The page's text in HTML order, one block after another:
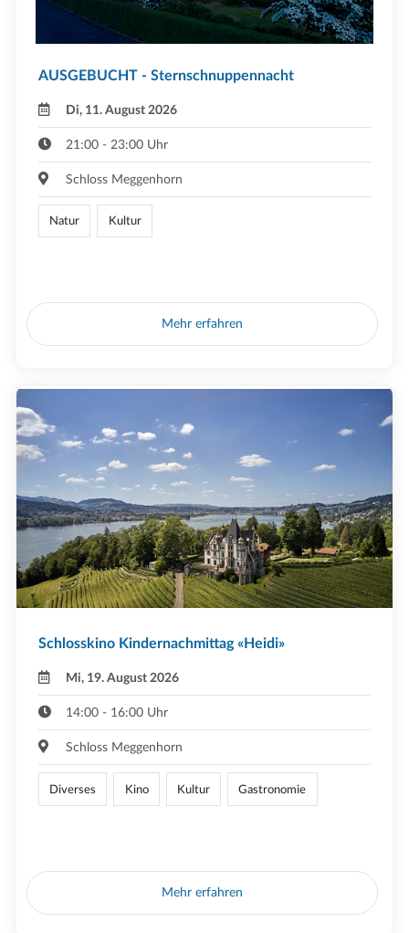
AUSGEBUCHT - Sternschnuppennacht
Di, 11. August 2026
21:00 - 23:00 Uhr
Schloss Meggenhorn
Natur Kultur
Mehr erfahren
Schlosskino Kindernachmittag «Heidi»
Mi, 19. August 2026
14:00 - 16:00 Uhr
Schloss Meggenhorn
Diverses Kino Kultur Gastronomie
Mehr erfahren